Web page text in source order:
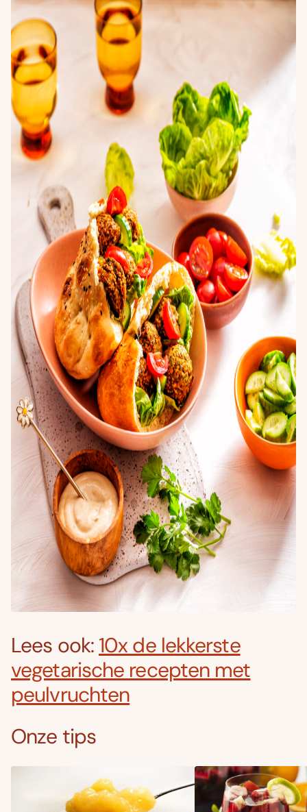
Lees ook: 10x de lekkerste
vegetarische recepten met
peulvruchten
Onze tips